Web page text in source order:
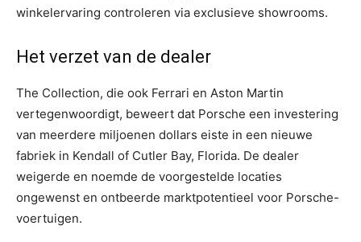
winkelervaring controleren via exclusieve showrooms.
Het verzet van de dealer
The Collection, die ook Ferrari en Aston Martin
vertegenwoordigt, beweert dat Porsche een investering
van meerdere miljoenen dollars eiste in een nieuwe
fabriek in Kendall of Cutler Bay, Florida. De dealer
weigerde en noemde de voorgestelde locaties
ongewenst en ontbeerde marktpotentieel voor Porsche-
voertuigen.